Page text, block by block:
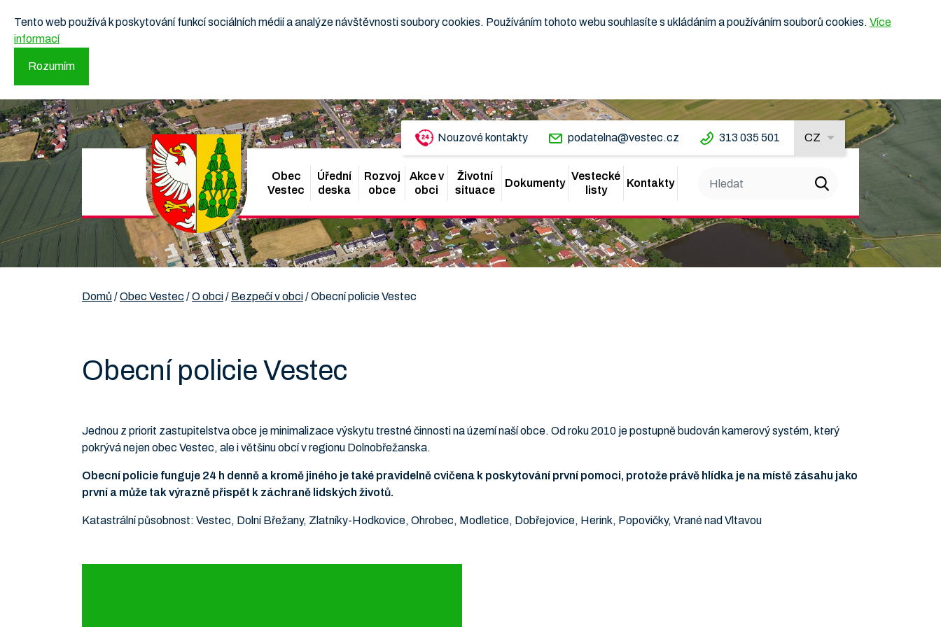
Tento web používá k poskytování funkcí sociálních médií a analýze návštěvnosti soubory cookies. Používáním tohoto webu souhlasíte s ukládáním a používáním souborů cookies. Více
informací
Rozumím
Nouzové kontakty podatelna@vestec.cz 313 035 501 CZ
Obec
Vestec
Úřední
deska
Rozvoj
obce
Akce v
obci
Životní
situace
Dokumenty
Vestecké
listy
Kontakty
Domů /Obec Vestec /O obci/ Bezpečí v obci/Obecní policie Vestec
Obecní policie Vestec
Jednou z priorit zastupitelstva obce je minimalizace výskytu trestné činnosti na území naší obce. Od roku 2010 je postupně budován kamerový systém, který
pokrývá nejen obec Vestec, ale i většinu obcí v regionu Dolnobřežanska.
Obecní policie funguje 24 h denně a kromě jiného je také pravidelně cvičena k poskytování první pomoci, protože právě hlídka je na místě zásahu jako
první a může tak výrazně přispět k záchraně lidských životů.
Katastrální působnost: Vestec, Dolní Břežany, Zlatníky-Hodkovice, Ohrobec, Modletice, Dobřejovice, Herink, Popovičky, Vrané nad Vltavou